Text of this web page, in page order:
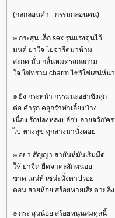
(กลกลอนคำ - กรรมกลอนคน)
๏ กระสุน เล็ก sex รุนแรงตุนไว้
มนต์ ยาใจ ไยจารีตมาห้าม
สะกด มั่น กลั้นหมดรสกลกาม
จ ใช่ทราม charm ไซร้ใช่เสน่ห์นา
๏ ยิง กระหน่ำ กรรมน่ะอย่าชิงสุก
ต่อ คำรุก คลุกรำทำเลี้ยงบ้าง
เนื่อง รักปลงหลงปลัก'ปลายจวัก'คร
ไป ทางสุข ทุกสางมานั่งคอ
๏ อย่า สัญญา สายันห์มันเริ่มมืด
ห้ ยาจืด ยืดจาคะสักหน่อ
ขาด เสน่ห์ เซน่ะนั่งตาปรอ
ตอน สายห้อย สร้อยหายเสียดายลิง
๏ กระ สุนน้อย สร้อยหนุนสมดุลนี้